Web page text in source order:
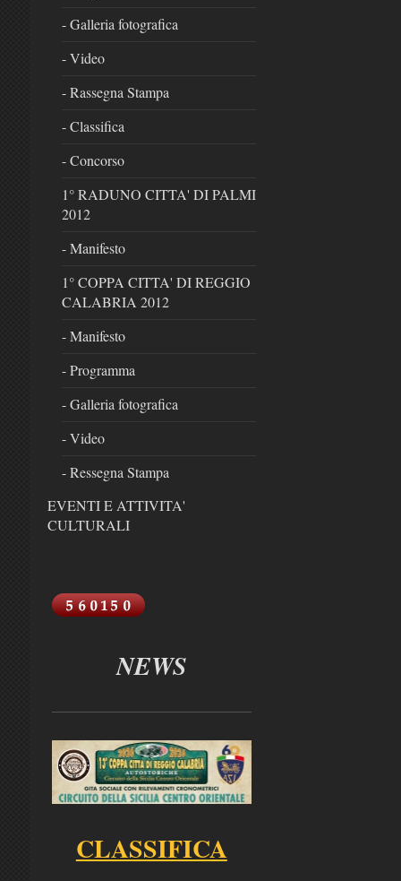
- Galleria fotografica
- Video
- Rassegna Stampa
- Classifica
- Concorso
1° RADUNO CITTA' DI PALMI
2012
- Manifesto
1° COPPA CITTA' DI REGGIO
CALABRIA 2012
- Manifesto
- Programma
- Galleria fotografica
- Video
- Ressegna Stampa
EVENTI E ATTIVITA'
CULTURALI
NEWS
CLASSIFICA